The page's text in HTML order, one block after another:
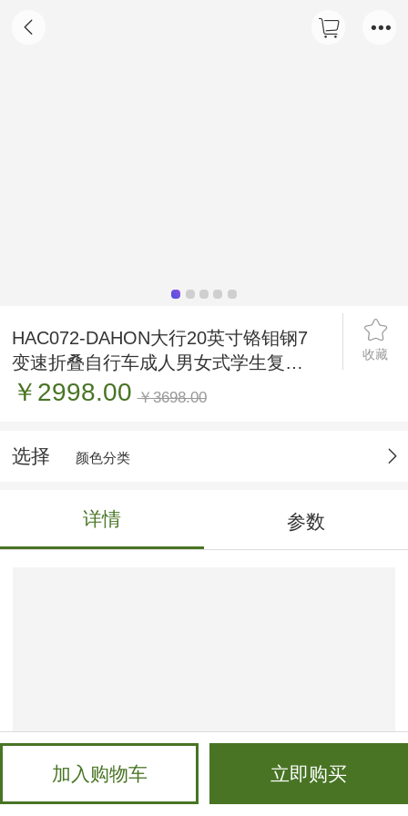
HAC072-DAHON大行20英寸铬钼钢7
变速折叠自行车成人男女式学生复古
单车D7
收藏
￥2998.00 ￥3698.00
选择 颜色分类
详情 参数
加入购物车 立即购买